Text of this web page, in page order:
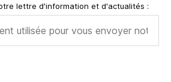
lettre d'information et d'actualités :